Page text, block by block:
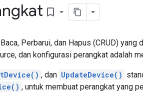
bookmark_border
Perbarui, dan Hapus (CRUD)
dan konfigurasi perangkat adalah
, dan UpdateDevice()
, untuk membuat perangkat yang